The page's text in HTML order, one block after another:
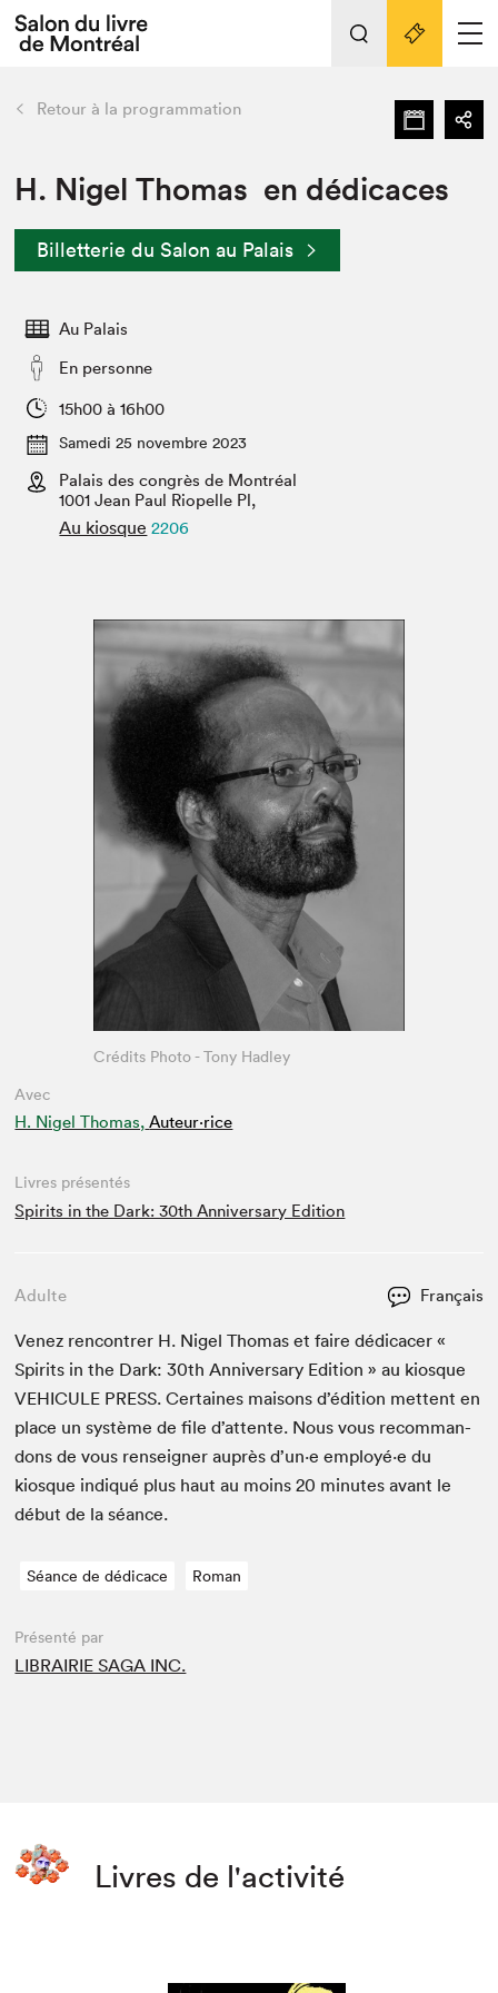
Espace exposant⋅e⋅s
Espace enseignant·e·s
Espace médias
L'événement
Préparer sa visite au Salon
Actualités
SLM PRO
retour Nos activités
Préparer sa visite
Salon dans la ville et en ligne
Projets partenaires
Liens pratiques
Retour à la programmation
H. Nigel Thomas en dédicaces
Billetterie du Salon au Palais
Au Palais
En personne
15h00 à 16h00
Samedi 25 novembre 2023
Palais des congrès de Montréal
1001 Jean Paul Riopelle Pl,
Au kiosque 2206
Avec
H. Nigel Thomas, Auteur·rice
Crédits Photo - Tony Hadley
Livres présentés
Spirits in the Dark: 30th Anniversary Edition
Adulte Français
Venez ren­con­tr­er H. Nigel Thomas et faire dédi­cac­er «
Spir­its in the Dark:30th Anniver­sary Edi­tion » au kiosque
VEHICULE PRESS. Cer­taines maisons d’édi­tion met­tent en
place un sys­tème de file d’at­tente. Nous vous recom­man­
dons de vous ren­seign­er auprès d’un·e employé·e du
kiosque indiqué plus haut au moins20 min­utes avant le
début de la séance.
Séance de dédicace Roman
Présenté par
LIBRAIRIE SAGA INC.
Livres de l'activité